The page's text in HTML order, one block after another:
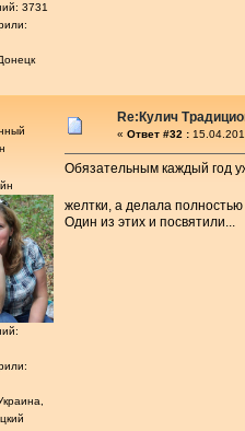
3731
Re:Кулич
« Ответ #32 :
Обязательным каждый год
желтки, а делала
Один из этих и посвятили...